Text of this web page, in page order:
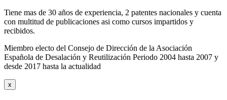
Tiene mas de 30 años de experiencia, 2 patentes nacionales y cuenta
con multitud de publicaciones asi como cursos impartidos y
recibidos.
Miembro electo del Consejo de Dirección de la Asociación
Española de Desalación y Reutilización Periodo 2004 hasta 2007 y
desde 2017 hasta la actualidad
x